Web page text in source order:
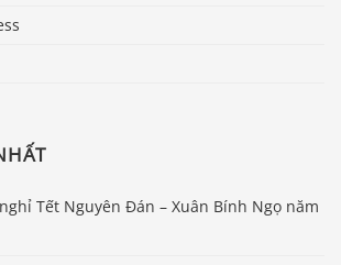
Tết Nguyên Đán – Xuân Bính Ngọ năm